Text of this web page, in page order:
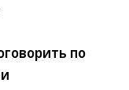
по